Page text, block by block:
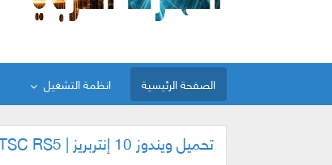
الصفحة الرئيسية انظمة التشغيل
تحميل ويندوز 10 إنتربريز | Windows 10 Enterprise LTSC RS5 | ديسمبر 2018